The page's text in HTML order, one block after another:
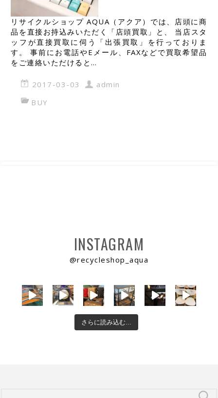
リサイクルショップ AQUA（アクア）では、店頭に商
品を直接お持込みいただく「店頭買取」と、 当店スタ
ッフが直接買取に伺う「出張買取」を行っておりま
す。 事前にお電話やEメール、FAXなどで買取希望品
をご連絡いただけると…
2017-03-03
admin
BUY
INSTAGRAM
@recycleshop_aqua
さらに読み込む...